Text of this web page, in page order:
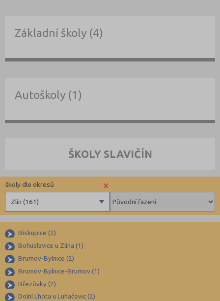
Základní školy (4)
Autoškoly (1)
ŠKOLY SLAVIČÍN
×
Zlín (161)
školy dle okresů
Beroun (85)
Blansko (88)
Brno-město (317)
Brno-venkov (149)
Bruntál (73)
Biskupice (2)
Bohuslavice u Zlína (1)
Brumov-Bylnice (2)
Brumov-Bylnice-Brumov (1)
Březůvky (2)
Dolní Lhota u Luhačovic (2)